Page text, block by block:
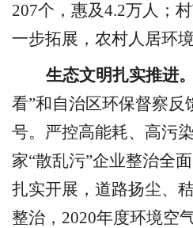
207个，惠及4.2万人；
一步拓展，农村人居环
生态文明扎实推进。
看”和自治区环保督察反
号。严控高能耗、高污
家“散乱污”企业整治全
扎实开展，道路扬尘、
整治， 2020年度环境空